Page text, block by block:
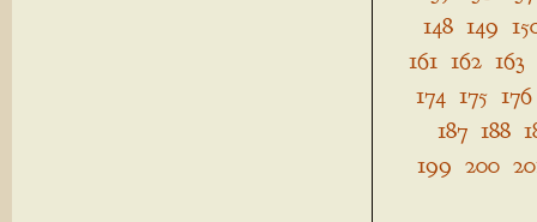
148 149
161 162 163
174 175 176
187 188
199 200